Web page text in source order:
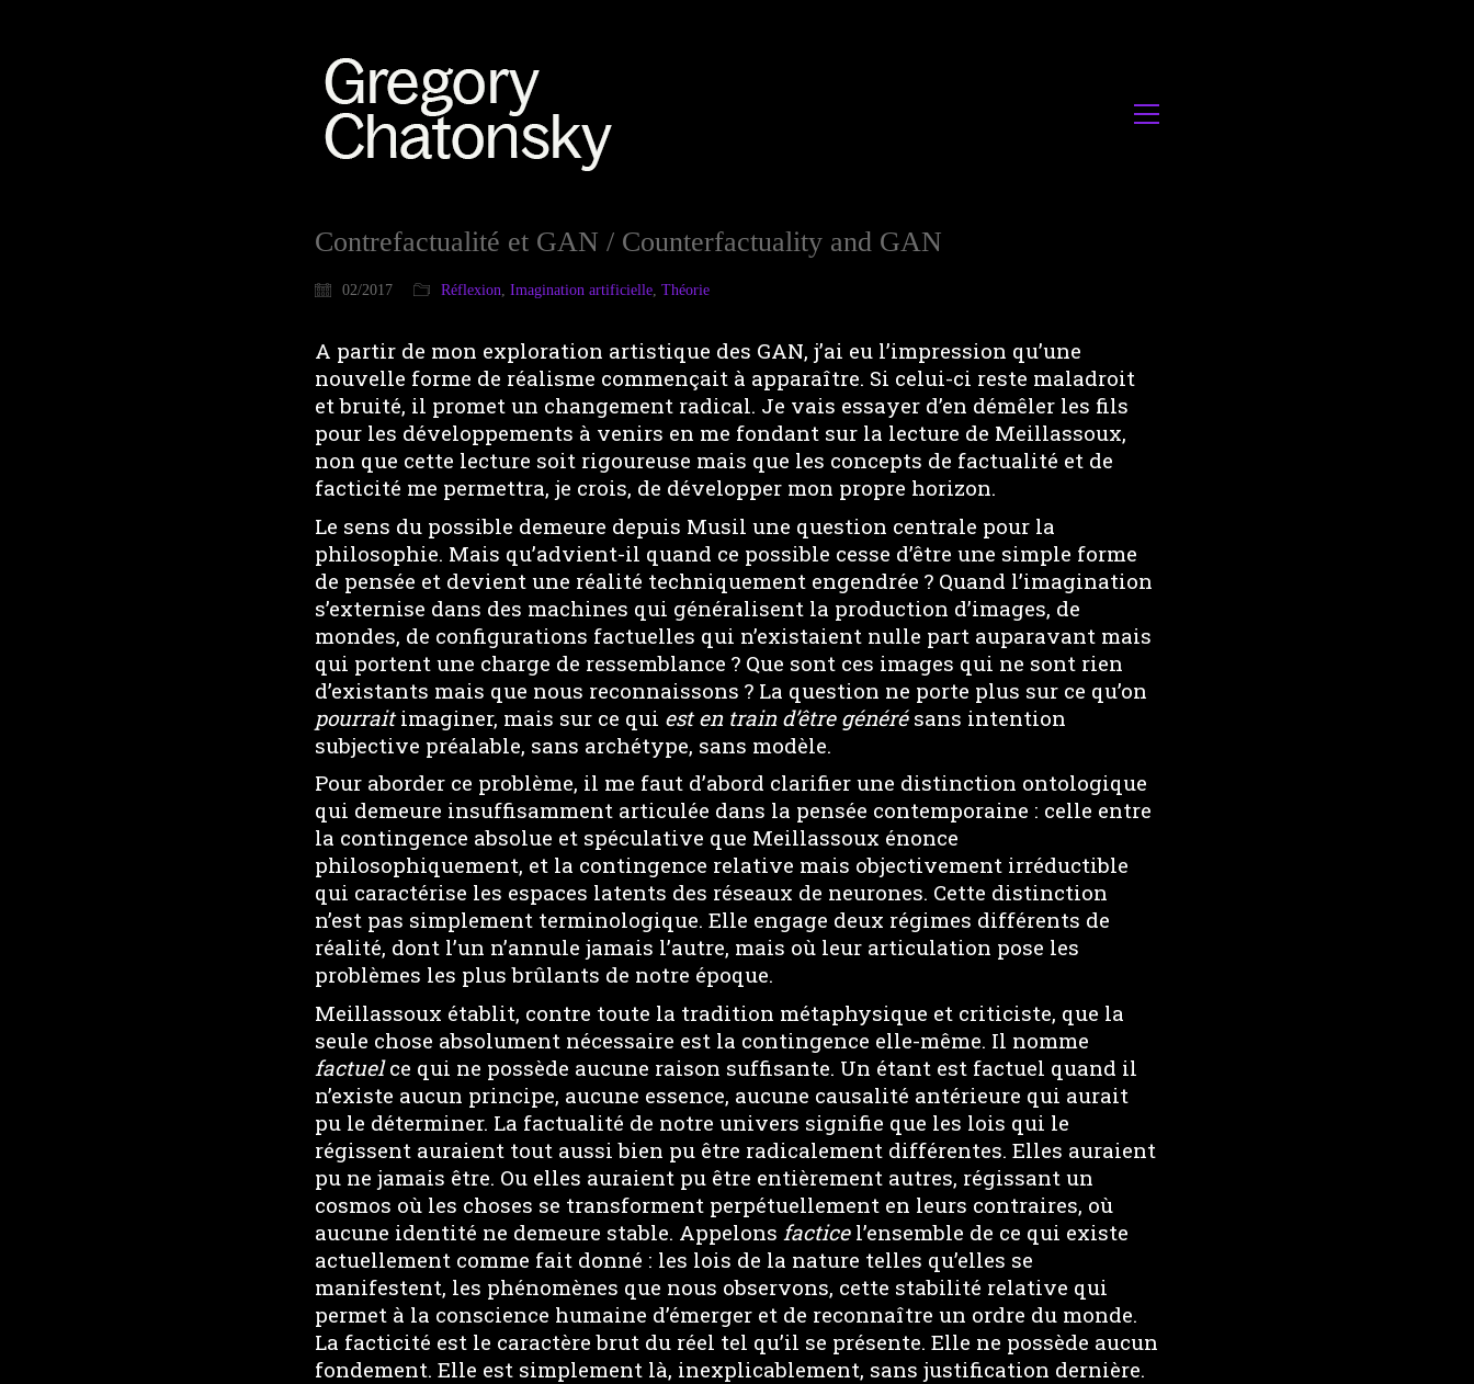
Contrefactualité et GAN / Counterfactuality and GAN
02/2017 Réflexion, Imagination artificielle, Théorie
A partir de mon exploration artistique des GAN, j’ai eu l’impression qu’une
nouvelle forme de réalisme commençait à apparaître. Si celui-ci reste maladroit
et bruité, il promet un changement radical. Je vais essayer d’en démêler les fils
pour les développements à venirs en me fondant sur la lecture de Meillassoux,
non que cette lecture soit rigoureuse mais que les concepts de factualité et de
facticité me permettra, je crois, de développer mon propre horizon.
Le sens du possible demeure depuis Musil une question centrale pour la
philosophie. Mais qu’advient-il quand ce possible cesse d’être une simple forme
de pensée et devient une réalité techniquement engendrée ? Quand l’imagination
s’externise dans des machines qui généralisent la production d’images, de
mondes, de configurations factuelles qui n’existaient nulle part auparavant mais
qui portent une charge de ressemblance ? Que sont ces images qui ne sont rien
d’existants mais que nous reconnaissons ? La question ne porte plus sur ce qu’on
pourraitimaginer, mais sur ce qui est en train d’être générésans intention
subjective préalable, sans archétype, sans modèle.
Pour aborder ce problème, il me faut d’abord clarifier une distinction ontologique
qui demeure insuffisamment articulée dans la pensée contemporaine : celle entre
la contingence absolue et spéculative que Meillassoux énonce
philosophiquement, et la contingence relative mais objectivement irréductible
qui caractérise les espaces latents des réseaux de neurones. Cette distinction
n’est pas simplement terminologique. Elle engage deux régimes différents de
réalité, dont l’un n’annule jamais l’autre, mais où leur articulation pose les
problèmes les plus brûlants de notre époque.
Meillassoux établit, contre toute la tradition métaphysique et criticiste, que la
seule chose absolument nécessaire est la contingence elle-même. Il nomme
factuelce qui ne possède aucune raison suffisante. Un étant est factuel quand il
n’existe aucun principe, aucune essence, aucune causalité antérieure qui aurait
pu le déterminer. La factualité de notre univers signifie que les lois qui le
régissent auraient tout aussi bien pu être radicalement différentes. Elles auraient
pu ne jamais être. Ou elles auraient pu être entièrement autres, régissant un
cosmos où les choses se transforment perpétuellement en leurs contraires, où
aucune identité ne demeure stable. Appelons facticel’ensemble de ce qui existe
actuellement comme fait donné : les lois de la nature telles qu’elles se
manifestent, les phénomènes que nous observons, cette stabilité relative qui
permet à la conscience humaine d’émerger et de reconnaître un ordre du monde.
La facticité est le caractère brut du réel tel qu’il se présente. Elle ne possède aucun
fondement. Elle est simplement là, inexplicablement, sans justification dernière.